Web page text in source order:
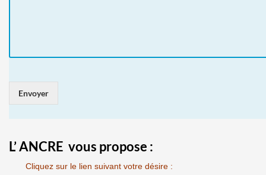
Envoyer
L’ ANCRE vous propose :
Cliquez sur le lien suivant votre désire :